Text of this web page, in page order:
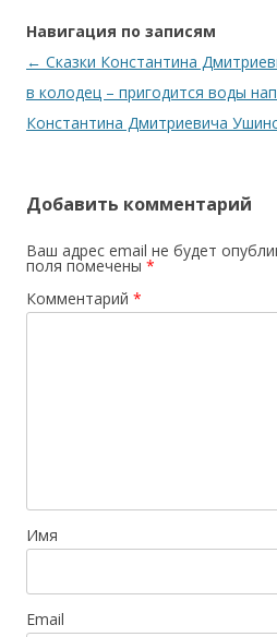
Навигация по записям
← Сказки Константина
в колодец – пригодится воды
Константина Дмитриевича
Добавить комментарий
Ваш адрес email не будет
поля помечены *
Комментарий *
Имя
Email